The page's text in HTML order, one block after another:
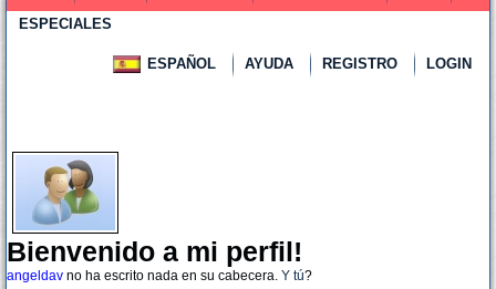
ESPECIALES
ESPAÑOL AYUDA REGISTRO LOGIN
Bienvenido a mi perfil!
angeldav no ha escrito nada en su cabecera. Y tú?